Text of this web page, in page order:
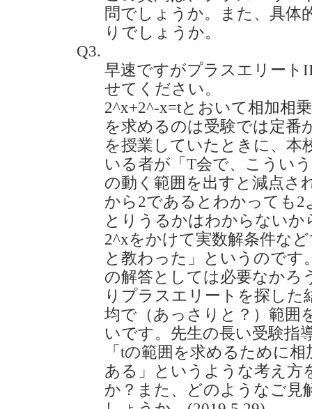
問でしょうか。また、具体
りでしょうか。
Q3.
早速ですがプラスエリート
せてください。
2^x+2^-x=tとおいて相加相
を求めるのは受験では定番
を授業していたときに、本
いる者が「T会で、こうい
の動く範囲を出すと減点さ
から2であるとわかっても
とりうるかはわからない
2^xをかけて実数解条件な
と教わった」というのです
の解答としては必要なかろ
りプラスエリートを探した
均で（あっさりと？）範囲
いです。先生の長い受験指
「tの範囲を求めるために
ある」というような考え方
か？また、どのようなご見